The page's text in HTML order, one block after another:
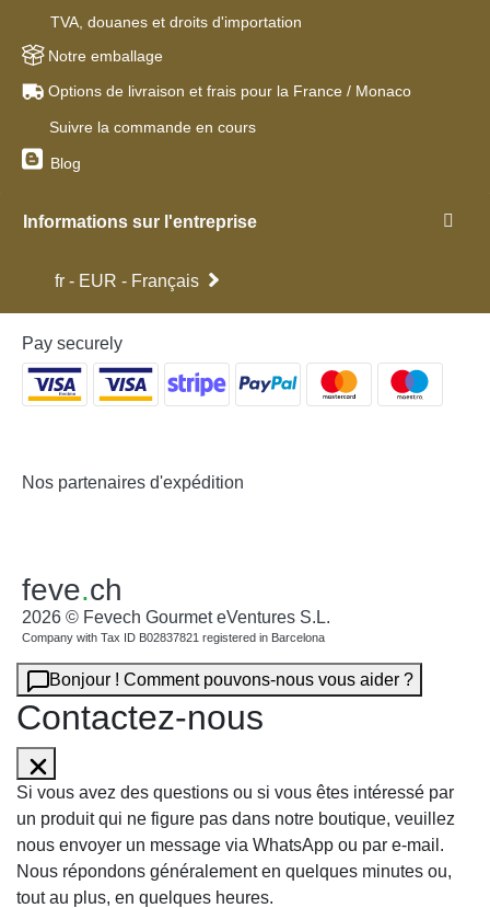
TVA, douanes et droits d'importation
Notre emballage
Options de livraison et frais pour la France / Monaco
Suivre la commande en cours
Blog
Informations sur l'entreprise
fr - EUR - Français
Pay securely
Nos partenaires d'expédition
feve.ch
2026 © Fevech Gourmet eVentures S.L.
Company with Tax ID B02837821 registered in Barcelona
Bonjour ! Comment pouvons-nous vous aider ?
Contactez-nous
Si vous avez des questions ou si vous êtes intéressé par
un produit qui ne figure pas dans notre boutique, veuillez
nous envoyer un message via WhatsApp ou par e-mail.
Nous répondons généralement en quelques minutes ou,
tout au plus, en quelques heures.